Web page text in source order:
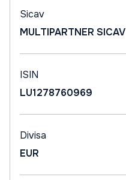
Sicav
MULTIPARTNER SICAV
ISIN
LU1278760969
Divisa
EUR